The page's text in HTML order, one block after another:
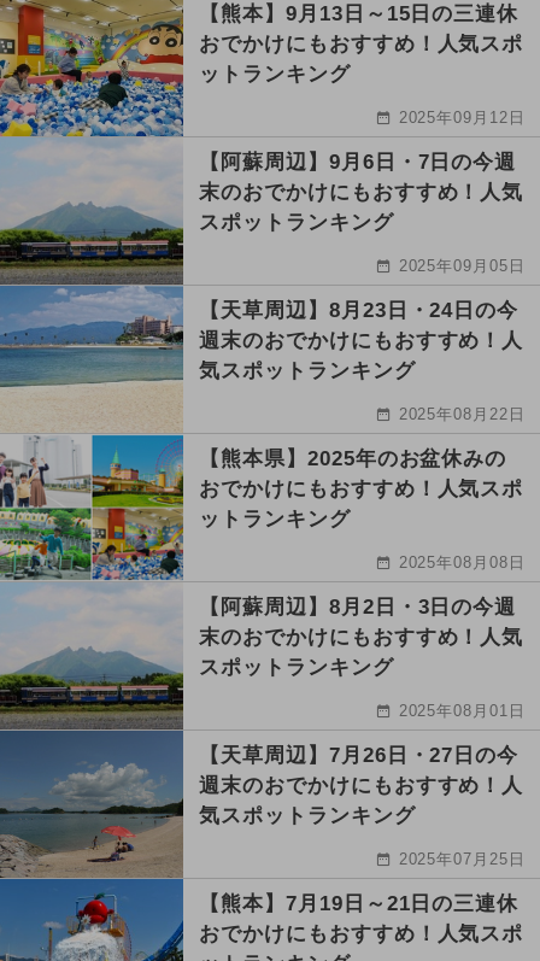
【熊本】9月13日～15日の三連休
おでかけにもおすすめ！人気スポ
ットランキング
2025年09月12日
【阿蘇周辺】9月6日・7日の今週
末のおでかけにもおすすめ！人気
スポットランキング
2025年09月05日
【天草周辺】8月23日・24日の今
週末のおでかけにもおすすめ！人
気スポットランキング
2025年08月22日
【熊本県】2025年のお盆休みの
おでかけにもおすすめ！人気スポ
ットランキング
2025年08月08日
【阿蘇周辺】8月2日・3日の今週
末のおでかけにもおすすめ！人気
スポットランキング
2025年08月01日
【天草周辺】7月26日・27日の今
週末のおでかけにもおすすめ！人
気スポットランキング
2025年07月25日
【熊本】7月19日～21日の三連休
おでかけにもおすすめ！人気スポ